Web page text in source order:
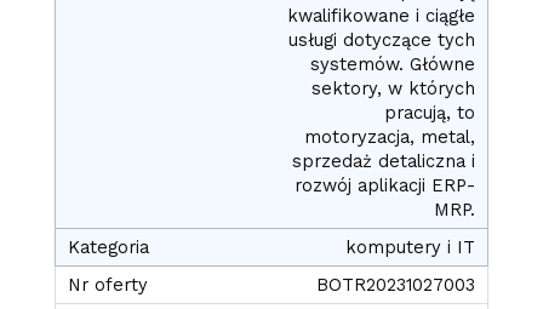
kwalifikowane i ciągłe
usługi dotyczące tych
systemów. Główne
sektory, w których
pracują, to
motoryzacja, metal,
sprzedaż detaliczna i
rozwój aplikacji ERP-
MRP.
komputery i IT
BOTR20231027003